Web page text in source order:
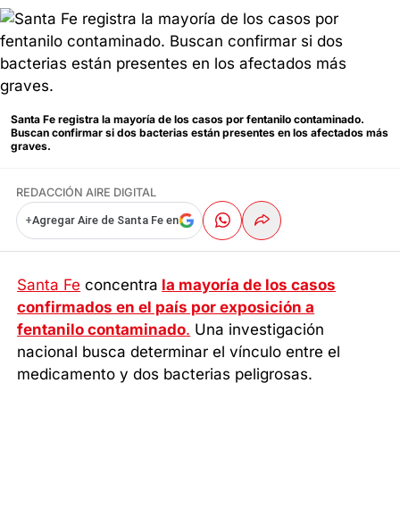
Santa Fe registra la mayoría de los casos por fentanilo contaminado.
Buscan confirmar si dos bacterias están presentes en los afectados más
graves.
REDACCIÓN AIRE DIGITAL
+Agregar Aire de Santa Fe en
Santa Fe concentra la mayoría de los casos
confirmados en el país por exposición a
fentanilo contaminado. Una investigación
nacional busca determinar el vínculo entre el
medicamento y dos bacterias peligrosas.